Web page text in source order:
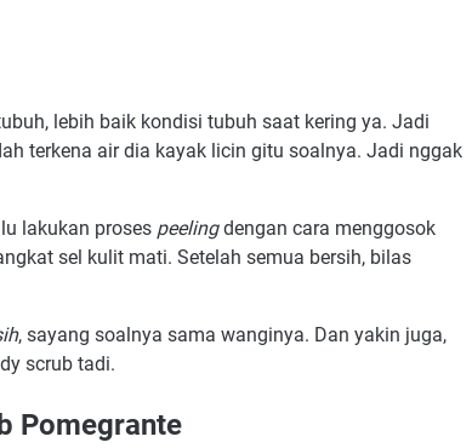
lebih baik kondisi tubuh saat kering ya. Jadi
terkena air dia kayak licin gitu soalnya. Jadi nggak
lakukan proses peelingdengan cara menggosok
sel kulit mati. Setelah semua bersih, bilas
, sayang soalnya sama wanginya. Dan yakin juga,
scrub tadi.
Pomegrante